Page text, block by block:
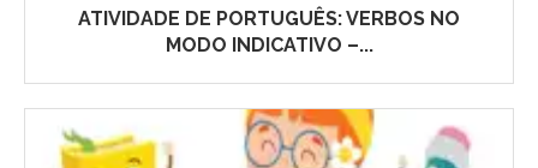
ATIVIDADE DE PORTUGUÊS: VERBOS NO
MODO INDICATIVO –...